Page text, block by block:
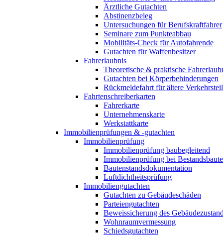
Ärztliche Gutachten
Abstinenzbeleg
Untersuchungen für Berufskraftfahrer
Seminare zum Punkteabbau
Mobilitäts-Check für Autofahrende
Gutachten für Waffenbesitzer
Fahrerlaubnis
Theoretische & praktische
Gutachten bei Körperbehinderungen
Rückmeldefahrt für ältere
Fahrtenschreiberkarten
Fahrerkarte
Unternehmenskarte
Werkstattkarte
Immobilienprüfungen & -gutachten
Immobilienprüfung
Immobilienprüfung baubegleitend
Immobilienprüfung bei
Bautenstandsdokumentation
Luftdichtheitsprüfung
Immobiliengutachten
Gutachten zu Gebäudeschäden
Parteiengutachten
Beweissicherung des
Wohnraumvermessung
Schiedsgutachten